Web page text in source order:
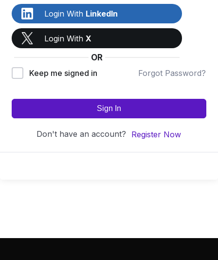
Login With LinkedIn
Login With X
OR
Keep me signed in
Forgot Password?
Sign In
Don't have an account? Register Now